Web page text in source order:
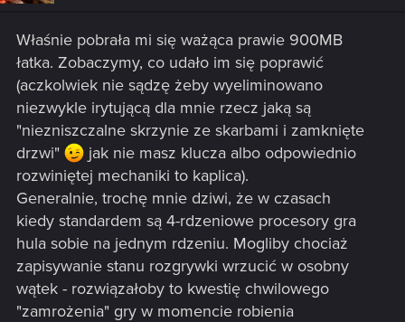
Właśnie pobrała mi się ważąca prawie 900MB
łatka. Zobaczymy, co udało im się poprawić
(aczkolwiek nie sądzę żeby wyeliminowano
niezwykle irytującą dla mnie rzecz jaką są
"niezniszczalne skrzynie ze skarbami i zamknięte
drzwi"
jak nie masz klucza albo odpowiednio
rozwiniętej mechaniki to kaplica).
Generalnie, trochę mnie dziwi, że w czasach
kiedy standardem są 4-rdzeniowe procesory gra
hula sobie na jednym rdzeniu. Mogliby chociaż
zapisywanie stanu rozgrywki wrzucić w osobny
wątek - rozwiązałoby to kwestię chwilowego
"zamrożenia" gry w momencie robienia